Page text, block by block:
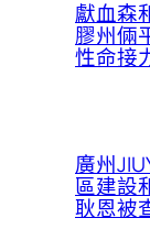
獻血森
膠州倆
性命接
廣州
區建設
耿恩被